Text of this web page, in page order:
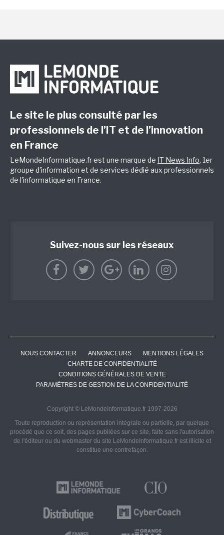
Le site le plus consulté par les
professionnels de l’IT et de l’innovation
en France
LeMondeInformatique.fr est une marque de IT News Info, 1er
groupe d'information et de services dédié aux professionnels
de l'informatique en France.
Suivez-nous sur les réseaux
NOUS CONTACTER ANNONCEURS
MENTIONS LÉGALES
CHARTE DE CONFIDENTIALITÉ
CONDITIONS GÉNÉRALES DE VENTE
PARAMÈTRES DE GESTION DE LA CONFIDENTIALITÉ
Copyright © LeMondeInformatique.fr 1997-2026
Toute reproduction ou représentation intégrale ou partielle, par quelque
procédé que ce soit, des pages publiées sur ce site, faite sans l'autorisation
de l'éditeur ou du webmaster du site LeMondeInformatique.fr est illicite et
constitue une contrefaçon.